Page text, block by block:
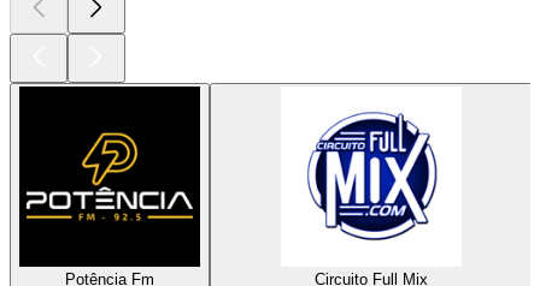
Potência Fm
Circuito Full Mix